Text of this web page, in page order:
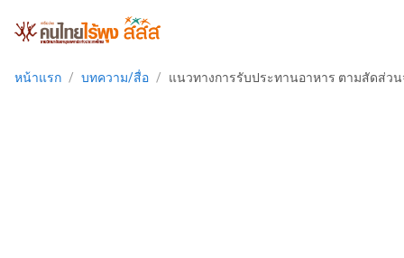
หน้าแรก / บทความ/สื่อ / แนวทางการรับประทานอาหาร ตามสัดส่ว